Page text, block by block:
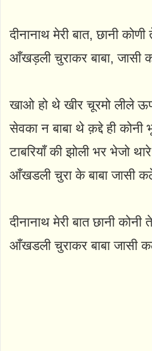
दीनानाथ मेरी बात, छानी
आँखड़ली चुराकर बाबा, जासी
खाओ हो थे खीर चूरमो लीले
सेवका न बाबा थे क़द्दे ही कोनी
टाबरियाँ की झोली भर भेजो
आँखडली चुरा के बाबा जासी
दीनानाथ मेरी बात छानी कोनी
आँखडली चुराकर बाबा जासी